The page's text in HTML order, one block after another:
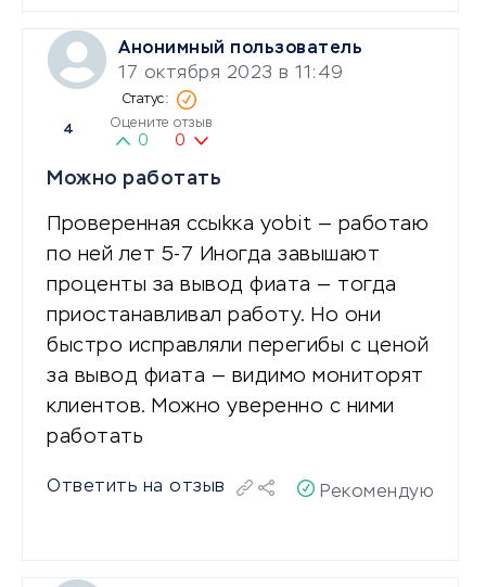
Анонимный пользователь
17 октября 2023 в 11:49
4 Оцените отзыв
0 0
Можно работать
Проверенная ссыkка yobit — работаю
по ней лет 5-7 Иногда завышают
проценты за вывод фиата — тогда
приостанавливал работу. Но они
быстро исправляли перегибы с ценой
за вывод фиата — видимо мониторят
клиентов. Можно уверенно с ними
работать
Ответить на отзыв Рекомендую